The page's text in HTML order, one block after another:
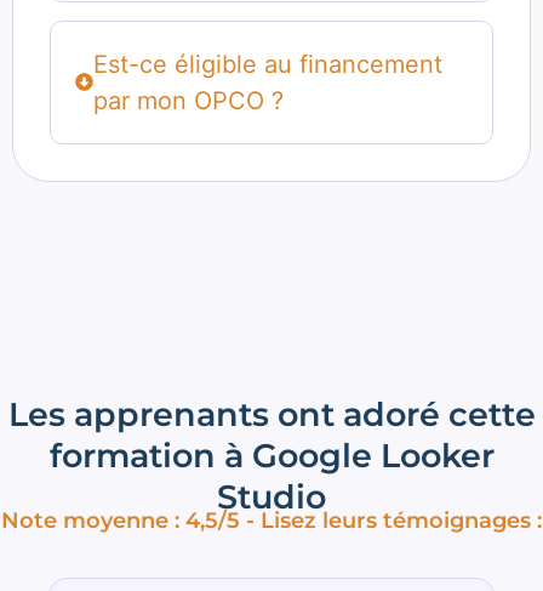
Est-ce éligible au financement
par mon OPCO ?
Les apprenants ont adoré cette
formation à Google Looker
Studio
Note moyenne : 4,5/5 - Lisez leurs témoignages :